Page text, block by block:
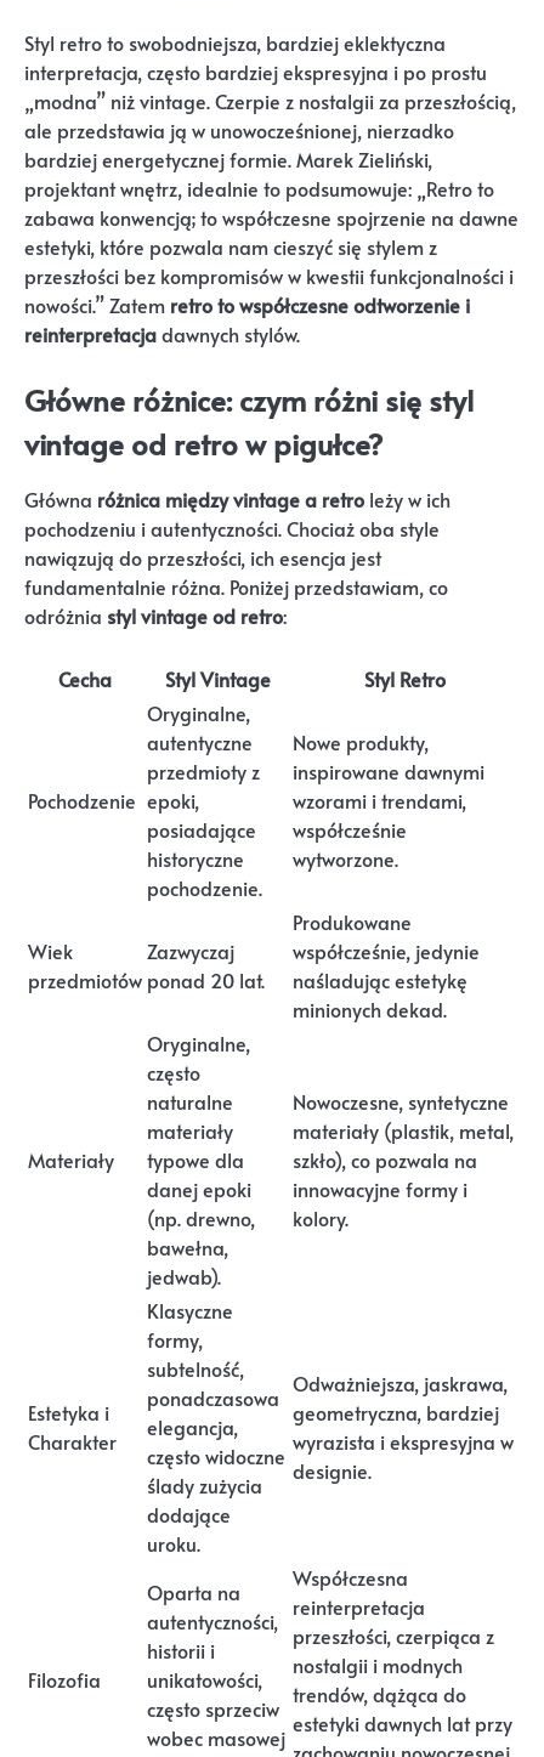
Styl retro to swobodniejsza, bardziej eklektyczna
interpretacja, często bardziej ekspresyjna i po prostu
„modna” niż vintage. Czerpie z nostalgii za przeszłością,
ale przedstawia ją w unowocześnionej, nierzadko
bardziej energetycznej formie. Marek Zieliński,
projektant wnętrz, idealnie to podsumowuje: „Retro to
zabawa konwencją; to współczesne spojrzenie na dawne
estetyki, które pozwala nam cieszyć się stylem z
przeszłości bez kompromisów w kwestii funkcjonalności i
nowości.” Zatem retro to współczesne odtworzenie i
reinterpretacjadawnych stylów.
Główne różnice: czym różni się styl
vintage od retro w pigułce?
Główna różnica między vintage a retro leży w ich
pochodzeniu i autentyczności. Chociaż oba style
nawiązują do przeszłości, ich esencja jest
fundamentalnie różna. Poniżej przedstawiam, co
odróżnia styl vintage od retro:
Cecha Styl Vintage Styl Retro
Pochodzenie
Oryginalne,
autentyczne
przedmioty z
epoki,
posiadające
historyczne
pochodzenie.
Nowe produkty,
inspirowane dawnymi
wzorami i trendami,
współcześnie
wytworzone.
Wiek
przedmiotów
Zazwyczaj
ponad 20 lat.
Produkowane
współcześnie, jedynie
naśladując estetykę
minionych dekad.
Materiały
Oryginalne,
często
naturalne
materiały
typowe dla
danej epoki
(np. drewno,
bawełna,
jedwab).
Nowoczesne, syntetyczne
materiały (plastik, metal,
szkło), co pozwala na
innowacyjne formy i
kolory.
Estetyka i
Charakter
Klasyczne
formy,
subtelność,
ponadczasowa
elegancja,
często widoczne
ślady zużycia
dodające
uroku.
Odważniejsza, jaskrawa,
geometryczna, bardziej
wyrazista i ekspresyjna w
designie.
Filozofia
Oparta na
autentyczności,
historii i
unikatowości,
często sprzeciw
wobec masowej
Współczesna
reinterpretacja
przeszłości, czerpiąca z
nostalgii i modnych
trendów, dążąca do
estetyki dawnych lat przy